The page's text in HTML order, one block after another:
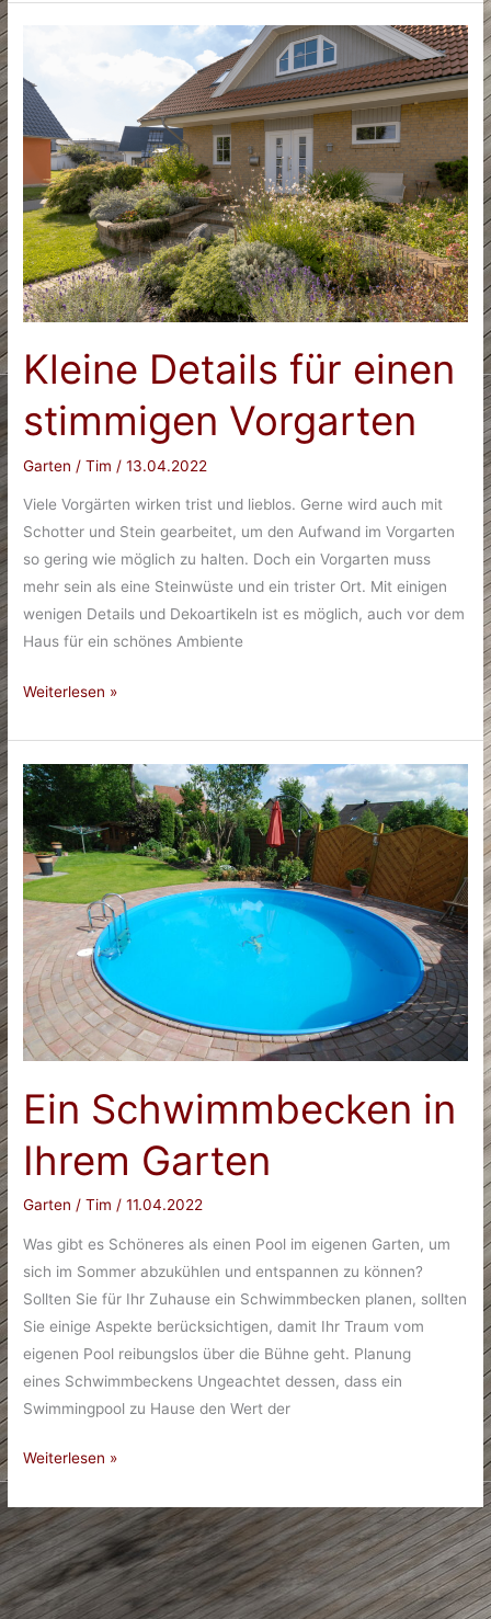
So
nichts
im
Paket
Kleine Details für einen
stimmigen Vorgarten
Garten /Tim /13.04.2022
Viele Vorgärten wirken trist und lieblos. Gerne wird auch mit
Schotter und Stein gearbeitet, um den Aufwand im Vorgarten
so gering wie möglich zu halten. Doch ein Vorgarten muss
mehr sein als eine Steinwüste und ein trister Ort. Mit einigen
wenigen Details und Dekoartikeln ist es möglich, auch vor dem
Haus für ein schönes Ambiente
Kleine
für
einen
stimmigen
Vorgarten
Weiterlesen »
Ein Schwimmbecken in
Ihrem Garten
Garten /Tim/11.04.2022
Was gibt es Schöneres als einen Pool im eigenen Garten, um
sich im Sommer abzukühlen und entspannen zu können?
Sollten Sie für Ihr Zuhause ein Schwimmbecken planen, sollten
Sie einige Aspekte berücksichtigen, damit Ihr Traum vom
eigenen Pool reibungslos über die Bühne geht. Planung
eines Schwimmbeckens Ungeachtet dessen, dass ein
Swimmingpool zu Hause den Wert der
Ein
in
Ihrem
Garten
Weiterlesen »